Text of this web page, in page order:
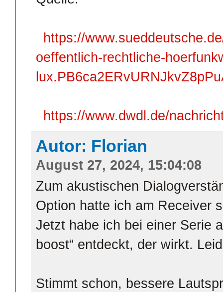
https://
oeffentlich-rechtliche-
https://www.dwdl.de/
Autor: Florian
August 27, 2024, 15:04:08
Zum akustischen
Option hatte ich am Receiver
Jetzt habe ich bei einer Serie
boost“ entdeckt, der wirkt.
Stimmt schon, bessere